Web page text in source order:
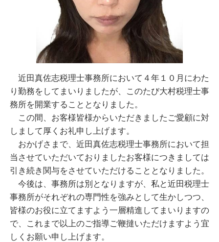
近田真佐志税理士事務所において４年１０月にわた
り勤務をしてまいりましたが、このたび大村税理士事
務所を開業することとなりました。
この間、お客様皆様からいただきましたご愛顧に対
しまして厚くお礼申し上げます。
おかげさまで、近田真佐志税理士事務所において担
当させていただいておりましたお客様につきましては
引き続き関与をさせていただけることとなりました。
今後は、事務所は別となりますが、私と近田税理士
事務所がそれぞれの専門性を強みとして生かしつつ、
皆様のお役に立てますよう一層精進してまいりますの
で、これまで以上のご指導ご鞭撻いただけますよう宜
しくお願い申し上げます。